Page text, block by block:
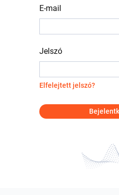
E-mail
Jelszó
Elfelejtett jelszó?